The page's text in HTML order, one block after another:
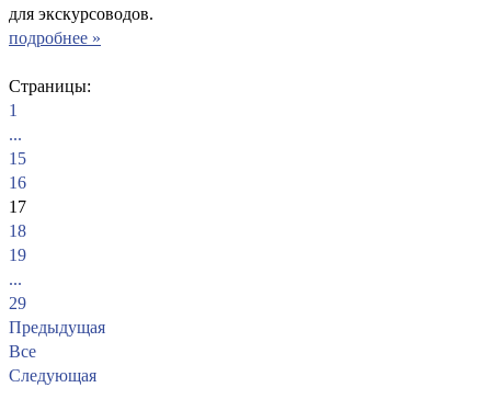
для экскурсоводов.
подробнее »
Страницы:
1
...
15
16
17
18
19
...
29
Предыдущая
Все
Следующая